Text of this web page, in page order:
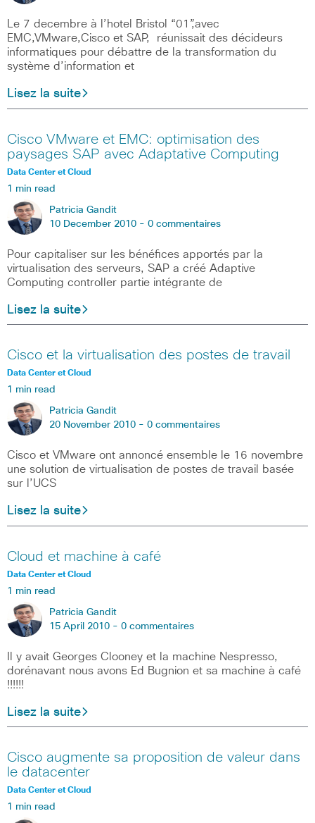
Le 7 decembre à l’hotel Bristol “01”,avec
EMC,VMware,Cisco et SAP, réunissait des décideurs
informatiques pour débattre de la transformation du
système d’information et
Lisez la suite
Cisco VMware et EMC: optimisation des
paysages SAP avec Adaptative Computing
Data Center et Cloud
1 min read
Patricia Gandit
10 December 2010 - 0 commentaires
Pour capitaliser sur les bénéfices apportés par la
virtualisation des serveurs, SAP a créé Adaptive
Computing controller partie intégrante de
Lisez la suite
Cisco et la virtualisation des postes de travail
Data Center et Cloud
1 min read
Patricia Gandit
20 November 2010 - 0 commentaires
Cisco et VMware ont annoncé ensemble le 16 novembre
une solution de virtualisation de postes de travail basée
sur l’UCS
Lisez la suite
Cloud et machine à café
Data Center et Cloud
1 min read
Patricia Gandit
15 April 2010 - 0 commentaires
Il y avait Georges Clooney et la machine Nespresso,
dorénavant nous avons Ed Bugnion et sa machine à café
!!!!!!
Lisez la suite
Cisco augmente sa proposition de valeur dans
le datacenter
Data Center et Cloud
1 min read